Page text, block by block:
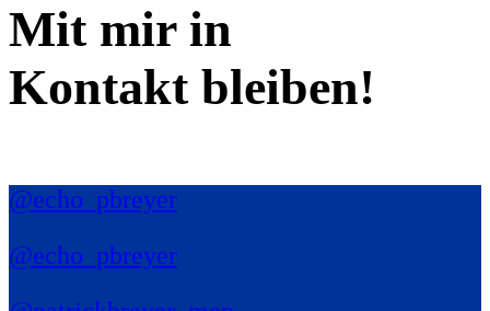
Mit mir in
Kontakt bleiben!
@echo_pbreyer
@echo_pbreyer